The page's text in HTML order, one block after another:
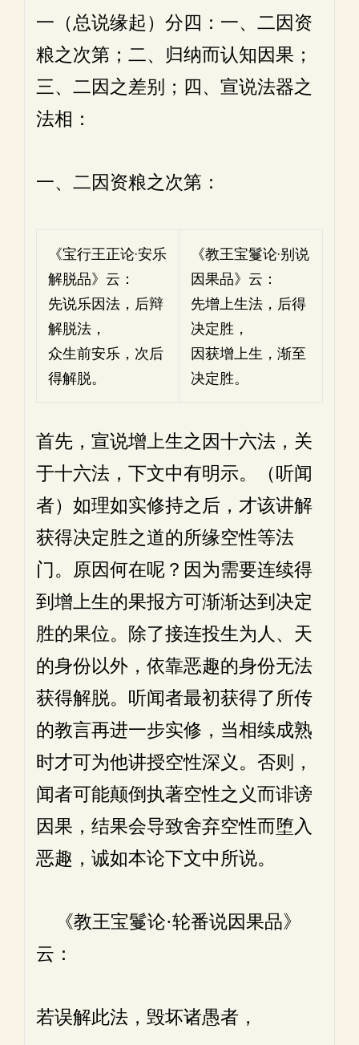
一（总说缘起）分四：一、二因资
粮之次第；二、归纳而认知因果；
三、二因之差别；四、宣说法器之
法相：
一、二因资粮之次第：
《宝行王正论·安乐
解脱品》云：
先说乐因法，后辩
解脱法，
众生前安乐，次后
得解脱。
《教王宝鬘论·别说
因果品》云：
先增上生法，后得
决定胜，
因获增上生，渐至
决定胜。
首先，宣说增上生之因十六法，关
于十六法，下文中有明示。（听闻
者）如理如实修持之后，才该讲解
获得决定胜之道的所缘空性等法
门。原因何在呢？因为需要连续得
到增上生的果报方可渐渐达到决定
胜的果位。除了接连投生为人、天
的身份以外，依靠恶趣的身份无法
获得解脱。听闻者最初获得了所传
的教言再进一步实修，当相续成熟
时才可为他讲授空性深义。否则，
闻者可能颠倒执著空性之义而诽谤
因果，结果会导致舍弃空性而堕入
恶趣，诚如本论下文中所说。
《教王宝鬘论·轮番说因果品》
云：
若误解此法，毁坏诸愚者，